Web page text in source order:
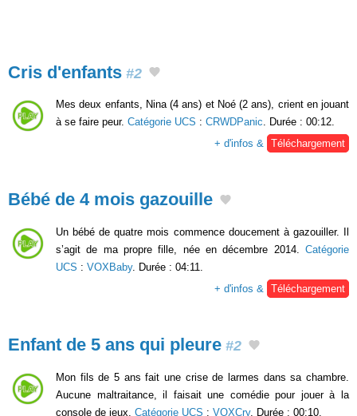
Cris d'enfants #2
Mes deux enfants, Nina (4 ans) et Noé (2 ans), crient en jouant
à se faire peur. Catégorie UCS : CRWDPanic. Durée : 00:12.
+ d'infos & Téléchargement
Bébé de 4 mois gazouille
Un bébé de quatre mois commence doucement à gazouiller. Il
s’agit de ma propre fille, née en décembre 2014. Catégorie
UCS : VOXBaby. Durée : 04:11.
+ d'infos &
Téléchargement
Enfant de 5 ans qui pleure #2
Mon fils de 5 ans fait une crise de larmes dans sa chambre.
Aucune maltraitance, il faisait une comédie pour jouer à la
console de jeux. Catégorie UCS : VOXCry. Durée : 00:10.